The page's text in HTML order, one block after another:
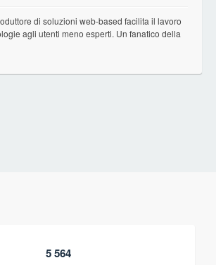
di soluzioni web-based facilita il lavoro
agli utenti meno esperti. Un fanatico della
5 564